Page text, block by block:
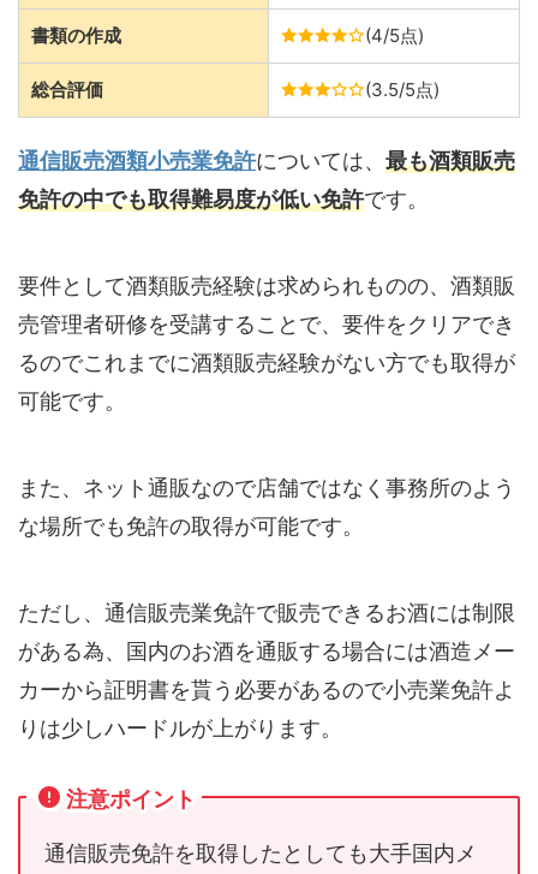
書類の作成 (4/5点)
総合評価 (3.5/5点)
通信販売酒類小売業免許については、 最も酒類販売
免許の中でも取得難易度が低い免許です。
要件として酒類販売経験は求められものの、酒類販
売管理者研修を受講することで、要件をクリアでき
るのでこれまでに酒類販売経験がない方でも取得が
可能です。
また、ネット通販なので店舗ではなく事務所のよう
な場所でも免許の取得が可能です。
ただし、通信販売業免許で販売できるお酒には制限
がある為、国内のお酒を通販する場合には酒造メー
カーから証明書を貰う必要があるので小売業免許よ
りは少しハードルが上がります。
注意ポイント
通信販売免許を取得したとしても大手国内メ